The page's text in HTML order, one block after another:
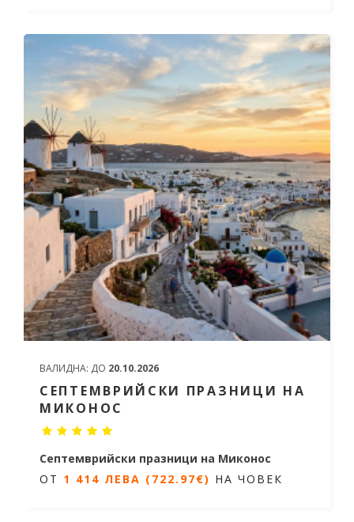
624 ЛЕВА (319.05€) НА ЧОВЕК
ВАЛИДНА: ДО 20.10.2026
СЕПТЕМВРИЙСКИ ПРАЗНИЦИ НА
МИКОНОС
Септемврийски празници на Миконос
5 дни / 4 нощувки
ОТ 1 414 ЛЕВА (722.97€) НА ЧОВЕК